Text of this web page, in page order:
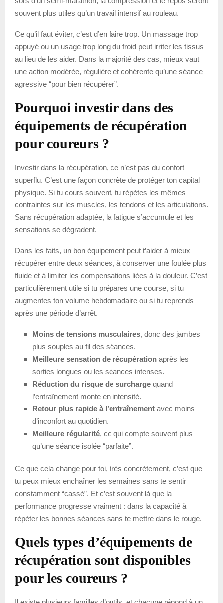
souvent plus utiles qu’un travail intensif au rouleau.
Ce qu’il faut éviter, c’est d’en faire trop. Un massage trop
appuyé ou un usage trop long du froid peut irriter les tissus
au lieu de les aider. Dans la majorité des cas, mieux vaut
une action modérée, régulière et cohérente qu’une séance
agressive “pour bien récupérer”.
Pourquoi investir dans des
équipements de récupération
pour coureurs ?
Investir dans la récupération, ce n’est pas du confort
superflu. C’est une façon concrète de protéger ton capital
physique. Si tu cours souvent, tu répètes les mêmes
contraintes sur les muscles, les tendons et les articulations.
Sans récupération adaptée, la fatigue s’accumule et les
sensations se dégradent.
Dans les faits, un bon équipement peut t’aider à mieux
récupérer entre deux séances, à conserver une foulée plus
fluide et à limiter les compensations liées à la douleur. C’est
particulièrement utile si tu prépares une course, si tu
augmentes ton volume hebdomadaire ou si tu reprends
après une période d’arrêt.
Moins de tensions musculaires, donc des jambes
plus souples au fil des séances.
Meilleure sensation de récupération après les
sorties longues ou les séances intenses.
Réduction du risque de surcharge quand
l’entraînement monte en intensité.
Retour plus rapide à l’entraînement avec moins
d’inconfort au quotidien.
Meilleure régularité, ce qui compte souvent plus
qu’une séance isolée “parfaite”.
Ce que cela change pour toi, très concrètement, c’est que
tu peux mieux enchaîner les semaines sans te sentir
constamment “cassé”. Et c’est souvent là que la
performance progresse vraiment : dans la capacité à
répéter les bonnes séances sans te mettre dans le rouge.
Quels types d’équipements de
récupération sont disponibles
pour les coureurs ?